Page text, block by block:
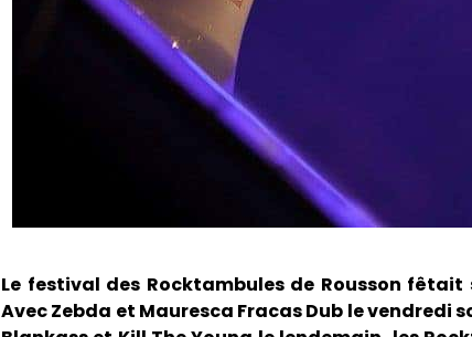
Le festival des Rocktambules de Rousson fêtait
Avec Zebda et Mauresca Fracas Dub le vendredi